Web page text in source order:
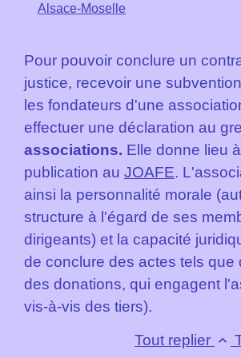
Alsace-Moselle
Pour pouvoir conclure un
justice, recevoir une
les fondateurs d'une
effectuer une déclaration au
associations. Elle donne lieu
publication au JOAFE.
ainsi la personnalité morale
structure à l'égard de ses
dirigeants) et la capacité
de conclure des actes tels que
des donations, qui engagent
vis-à-vis des tiers).
Tout replier keyboard_arrow_up